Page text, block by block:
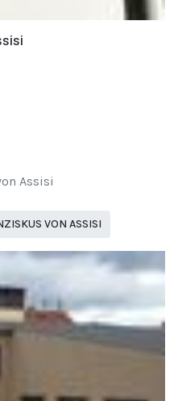
Assisi
VON ASSISI